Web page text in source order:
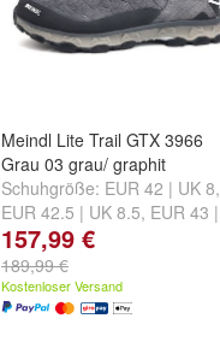
Meindl Lite Trail GTX 3966
Grau 03 grau/ graphit
Schuhgröße: EUR 42 | UK 8,
EUR 42.5 | UK 8.5, EUR 43 |
UK 9und weitere ...
157,99 €
189,99 €
Kostenloser Versand